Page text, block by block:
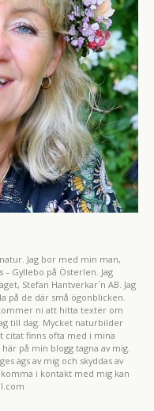
Jag bor med min man,
Gyllebo på Österlen. Jag
Stefan Hantverkar´n AB. Jag
på de där små ögonblicken.
ni att hitta texter om
till dag. Mycket naturbilder
citat finns ofta med i mina
på min blogg tagna av mig.
ägs av mig och skyddas av
i kontakt med mig kan